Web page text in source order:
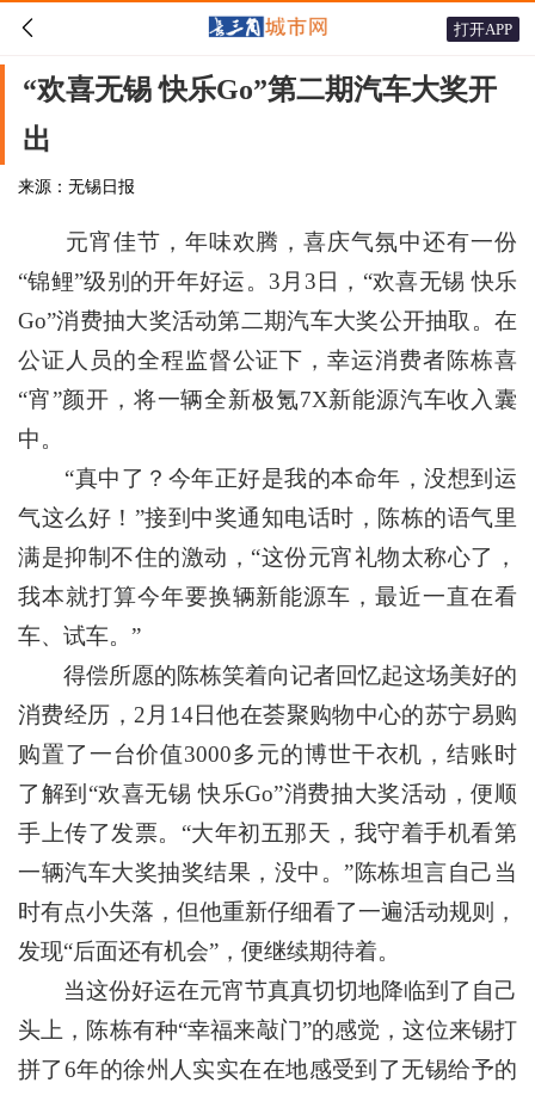
 打开APP
“欢喜无锡 快乐Go”第二期汽车大奖开
出
来源：无锡日报
元宵佳节，年味欢腾，喜庆气氛中还有一份
“锦鲤”级别的开年好运。3月3日，“欢喜无锡 快乐
Go”消费抽大奖活动第二期汽车大奖公开抽取。在
公证人员的全程监督公证下，幸运消费者陈栋喜
“宵”颜开，将一辆全新极氪7X新能源汽车收入囊
中。
“真中了？今年正好是我的本命年，没想到运
气这么好！”接到中奖通知电话时，陈栋的语气里
满是抑制不住的激动，“这份元宵礼物太称心了，
我本就打算今年要换辆新能源车，最近一直在看
车、试车。”
得偿所愿的陈栋笑着向记者回忆起这场美好的
消费经历，2月14日他在荟聚购物中心的苏宁易购
购置了一台价值3000多元的博世干衣机，结账时
了解到“欢喜无锡 快乐Go”消费抽大奖活动，便顺
手上传了发票。“大年初五那天，我守着手机看第
一辆汽车大奖抽奖结果，没中。”陈栋坦言自己当
时有点小失落，但他重新仔细看了一遍活动规则，
发现“后面还有机会”，便继续期待着。
当这份好运在元宵节真真切切地降临到了自己
头上，陈栋有种“幸福来敲门”的感觉，这位来锡打
拼了6年的徐州人实实在在地感受到了无锡给予的